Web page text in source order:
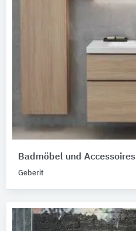
Badmöbel und Accessoires
Geberit